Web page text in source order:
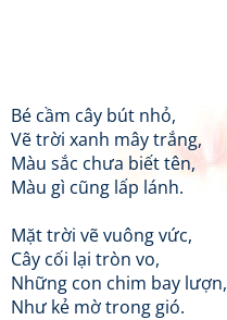
Bé cầm cây bút nhỏ,
Vẽ trời xanh mây trắng,
Màu sắc chưa biết tên,
Màu gì cũng lấp lánh.
Mặt trời vẽ vuông vức,
Cây cối lại tròn vo,
Những con chim bay lượn,
Như kẻ mờ trong gió.